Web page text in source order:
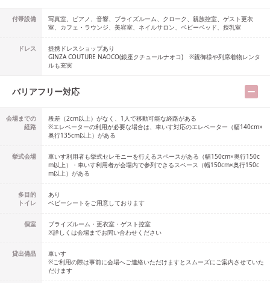
付帯設備
写真室、ピアノ、音響、ブライズルーム、クローク、親族控室、ゲスト更衣
室、カフェ・ラウンジ、美容室、ネイルサロン、ベビーベッド、授乳室
ドレス 提携ドレスショップあり
GINZA COUTURE NAOCO(銀座クチュールナオコ) ※親御様や列席着物レンタ
ルも充実
バリアフリー対応
会場までの
経路
段差（2cm以上）がなく、1人で移動可能な経路がある
※エレベーターの利用が必要な場合は、車いす対応のエレベーター（幅140cm×
奥行135cm以上）がある
挙式会場
車いす利用者も挙式セレモニーを行えるスペースがある（幅150cm×奥行150c
m以上）・車いす利用者が会場内で参列できるスペース（幅150cm×奥行150c
m以上）がある
多目的
トイレ
あり
ベビーシートをご用意しております
個室
ブライズルーム・更衣室・ゲスト控室
※詳しくは会場までお問い合わせください
貸出備品
車いす
※ご利用の際は事前に会場へご連絡いただけますとスムーズにご案内させていた
だけます